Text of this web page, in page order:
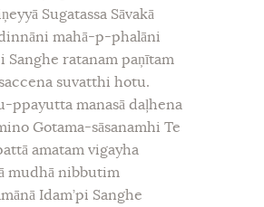
Sugatassa Sāvakā
mahā-p-phalāni
Sanghe ratanam paņītam
suvatthi hotu.
ppayutta manasā daļhena
Gotama-sāsanamhi Te
amatam vigayha
mudhā nibbutim
Idam’pi Sanghe